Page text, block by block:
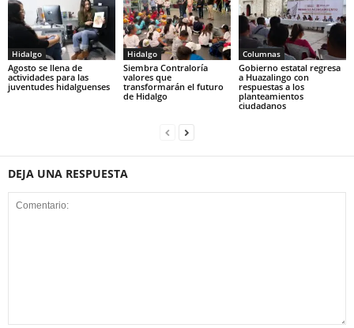
Hidalgo
Agosto se llena de
actividades para las
juventudes hidalguenses
Hidalgo
Siembra Contraloría
valores que
transformarán el futuro
de Hidalgo
Columnas
Gobierno estatal regresa
a Huazalingo con
respuestas a los
planteamientos
ciudadanos
DEJA UNA RESPUESTA